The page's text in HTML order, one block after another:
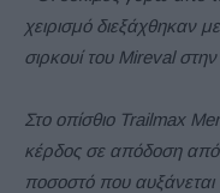
χειρισμό διεξάχθηκαν
σιρκουί του Mireval
Στο οπίσθιο Trailmax
κέρδος σε απόδοση
ποσοστό που αυξάνεται